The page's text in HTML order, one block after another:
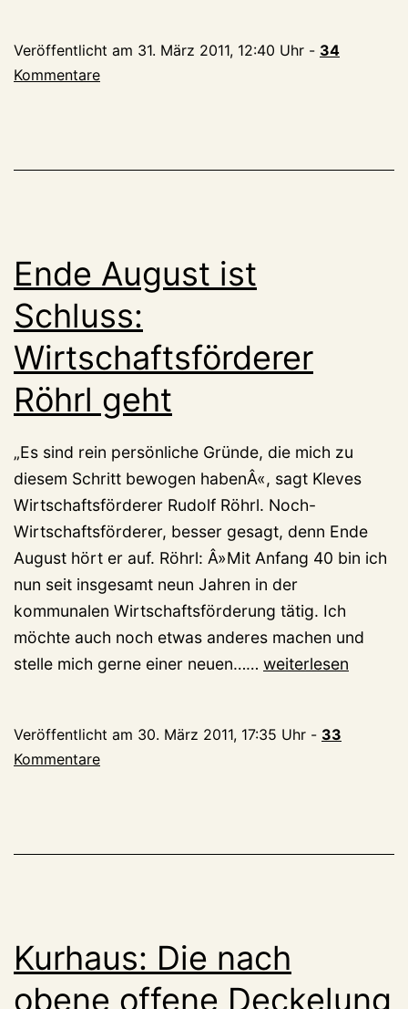
will
Veröffentlicht am 31. März 2011, 12:40 Uhr - 34
Kommentare
Ende August ist
Schluss:
Wirtschaftsförderer
Röhrl geht
„Es sind rein persönliche Gründe, die mich zu
diesem Schritt bewogen habenÂ«, sagt Kleves
Wirtschaftsförderer Rudolf Röhrl. Noch-
Wirtschaftsförderer, besser gesagt, denn Ende
August hört er auf. Röhrl: Â»Mit Anfang 40 bin ich
nun seit insgesamt neun Jahren in der
kommunalen Wirtschaftsförderung tätig. Ich
möchte auch noch etwas anderes machen und
stelle mich gerne einer neuen…… Ende
Schluss:
weiterlesen
Veröffentlicht am 30. März 2011, 17:35 Uhr - 33
Kommentare
Kurhaus: Die nach
obene offene Deckelung